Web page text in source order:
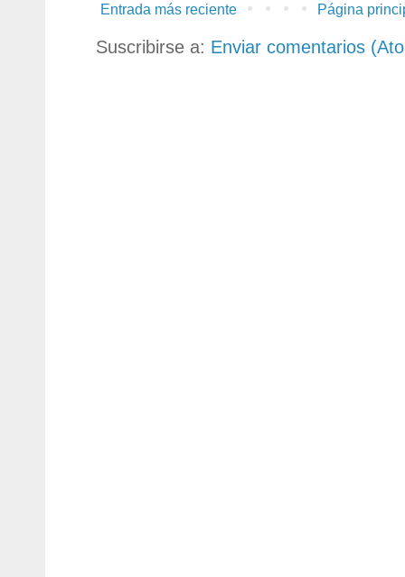
Entrada más reciente Página
Suscribirse a: Enviar comentarios